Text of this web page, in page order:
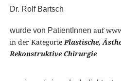
Dr. Rolf Bartsch
wurde von PatientInnen auf
in der KategoriePlastische,
Rekonstruktive Chirurgie